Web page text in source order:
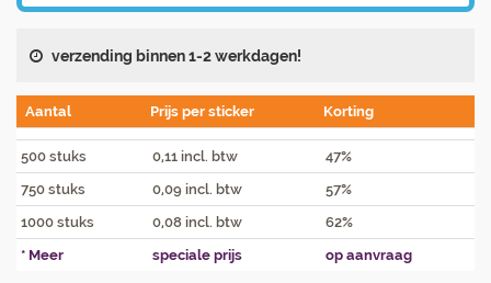
verzending binnen 1-2 werkdagen!
Aantal Prijs per sticker Korting
500 stuks 0,11 incl. btw
47%
750 stuks
0,09 incl. btw
57%
1000 stuks
0,08 incl. btw
62%
* Meer
speciale prijs op aanvraag